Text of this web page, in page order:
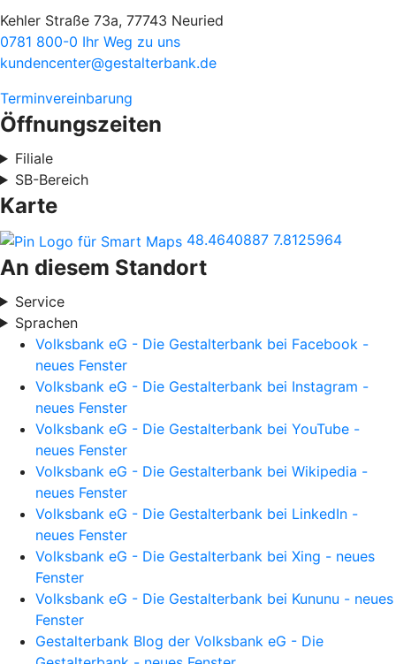
Kehler Straße 73a, 77743 Neuried
0781 800-0 Ihr Weg zu uns
kundencenter@gestalterbank.de
Terminvereinbarung
Öffnungszeiten
Filiale
SB-Bereich
Karte
48.4640887 7.8125964
An diesem Standort
Service
Sprachen
Volksbank eG - Die Gestalterbank bei Facebook -
neues Fenster
Volksbank eG - Die Gestalterbank bei Instagram -
neues Fenster
Volksbank eG - Die Gestalterbank bei YouTube -
neues Fenster
Volksbank eG - Die Gestalterbank bei Wikipedia -
neues Fenster
Volksbank eG - Die Gestalterbank bei LinkedIn -
neues Fenster
Volksbank eG - Die Gestalterbank bei Xing - neues
Fenster
Volksbank eG - Die Gestalterbank bei Kununu - neues
Fenster
Gestalterbank Blog der Volksbank eG - Die